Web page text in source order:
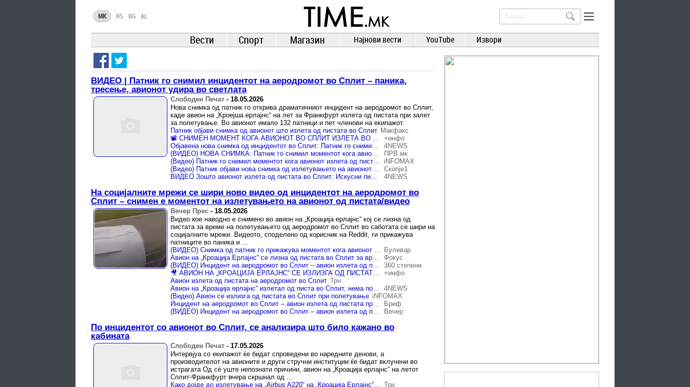
TIME.mk
ВЕСТИ
NEWS
MK RS BG AL
Вести Спорт Магазин Најнови вести YouTube Извори
ВИДЕО | Патник го снимил инцидентот на аеродромот во Сплит – паника,
тресење, авионот удира во светлата
Слободен Печат - 18.05.2026
Нова снимка од патник го открива драматичниот инцидент на аеродромот во Сплит,
каде авион на „Кроејша ерлајнс“ на лет за Франкфурт излета од пистата при залет
за полетување. Во авионот имало 132 патници и пет членови на екипажот.
Патник објави снимка од авионот што излета од пистата во Сплит Макфакс
📽️ СНИМЕН МОМЕНТ КОГА АВИОНОТ ВО СПЛИТ ИЗЛЕТА ВО ТРЕВАТА Црна кутија има, истрагата може да трае со месеци
+инфо
Објавена нова снимка од инцидентот во Сплит: Патник го снимил моментот кога авионот излетал од пистата
4NEWS
(ВИДЕО) НОВА СНИМКА: Патник го снимил моментот кога авионот излета од пистата!
ПРВ.мк
(Видео) Патник го снимил моментот кога авионот излета од пистата во Сплит
iNFOMAX
(Видео) Патник објави нова снимка од излетувањето на авионот на „Кроација ерлајнс“ во Сплит Скопје1
ВИДЕО Зошто авионот излета од пистата во Сплит: Искусни пилоти го открија веројатниот причинител
4NEWS
На социјалните мрежи се шири ново видео од инцидентот на аеродромот во
Сплит – снимен е моментот на излетувањето на авионот од пистата/видео
Вечер Прес - 18.05.2026
Видео кое наводно е снимено во авион на „Кроација ерлајнс“ кој се лизна од
пистата за време на полетувањето од аеродромот во Сплит во саботата се шири на
социјалните мрежи. Видеото, споделено од корисник на Reddit, ги прикажува
патниците во паника и ...
(ВИДЕО) Снимка од патник го прикажува моментот кога авионот излетал од пистата на сплитскиот аеродром Булевар
Авион на „Кроација Ерлајнс“ се лизна од пистата во Сплит за време на полетувањето
Фокус
(ВИДЕО) Инцидент на аеродромот во Сплит – авион излета од пистата при полетување
360 степени
🎥 АВИОН НА „КРОАЦИЈА ЕРЛАЈНС“ СЕ ИЗЛИЗГА ОД ПИСТАТА ВО СПЛИТ Нема повредени патници
+инфо
Авион излета од пистата на аеродромот во Сплит Трн
Авион на „Кроација ерлајнс“ излетал од писта во Сплит, нема повредени
4NEWS
(Видео) Авион се излизга од пистата во Сплит при полетување iNFOMAX
Инцидент на аеродромот во Сплит – авион излета од пистата при полетување
Бриф
(ВИДЕО) Инцидент на аеродромот во Сплит – авион излета од пистата при полетување
Вечер
По инцидентот со авионот во Сплит, се анализира што било кажано во
кабината
Слободен Печат - 17.05.2026
Интервјуа со екипажот ќе бидат спроведени во наредните денови, а
производителот на авионите и други стручни институции ќе бидат вклучени во
истрагата Од сè уште непознати причини, авион на „Кроација ерлајнс“ на летот
Сплит-Франкфурт вчера скршнал од ...
Како дојде до излетување на „Airbus A220“ на „Кроација Ерлајнс“ од пистата во Сплит? Трн